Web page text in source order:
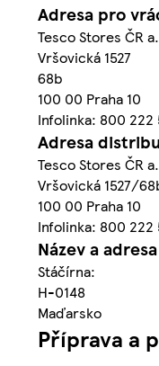
Adresa pro
Tesco Stores ČR
Vršovická 1527
68b
100 00 Praha 10
Infolinka: 800 222
Adresa
Tesco Stores ČR
Vršovická 1527/
100 00 Praha 10
Infolinka: 800 222
Název a adresa
Stáčírna:
H-0148
Maďarsko
Příprava a